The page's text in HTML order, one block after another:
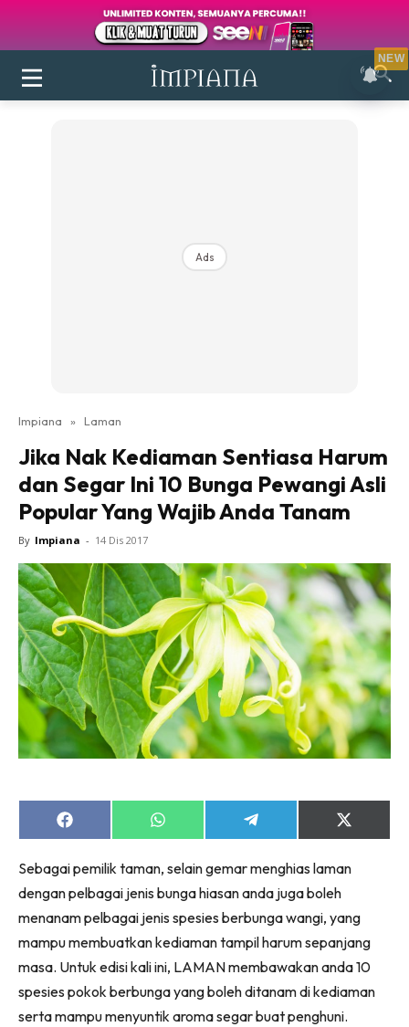
Login|Register
Ruang Makan
Ruang Tamu
Direktori
Interior Design
Landskap
DIY
Bilik Air
Bilik Tidur
Dapur
Ruang Makan
Make Over
Bilik Air
Ruang Makan
Menarik Lagi
Casa Impiana
Impiana Makeover
Ads
Impiana » Laman
Jika Nak Kediaman Sentiasa Harum
dan Segar Ini 10 Bunga Pewangi Asli
Popular Yang Wajib Anda Tanam
By Impiana - 14 Dis 2017
Share
on
Share
on
Share
on
Share
on
(Twitter)
Sebagai pemilik taman, selain gemar menghias laman
dengan pelbagai jenis bunga hiasan anda juga boleh
menanam pelbagai jenis spesies berbunga wangi, yang
mampu membuatkan kediaman tampil harum sepanjang
masa. Untuk edisi kali ini, LAMAN membawakan anda 10
spesies pokok berbunga yang boleh ditanam di kediaman
serta mampu menyuntik aroma segar buat penghuni.
NEW